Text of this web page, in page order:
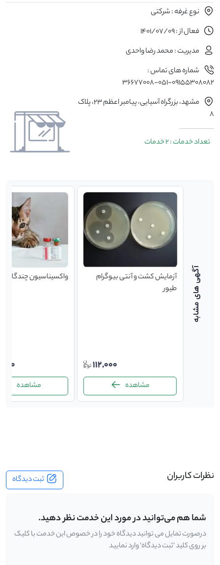
نوع غرفه : شرکتی
فعال از : 1401/07/09
مدیریت : محمد رضا واحدی
شماره های تماس :
09155308082-۰۵۱-۳۶۶۷۷۰۰۸
مشهد، بزرگراه آسیایی، پیامبر اعظم ۲۳، پلاک
8
تعداد خدمات : 2 خدمات
اندازی سالن مرغداری
آزمایش کشت و آنتی بیوگرام
طیور
112,000
مشاهده
واکسیناسیون چندگانه
مشاهده
نظرات کاربران ثبت دیدگاه
شما هم می‌توانید در مورد این خدمت نظر دهید.
درصورت تمایل می توانید دیدگاه خود را در خصوص این خدمت با کلیک
بر روی کلید 'ثبت دیدگاه' وارد نمایید